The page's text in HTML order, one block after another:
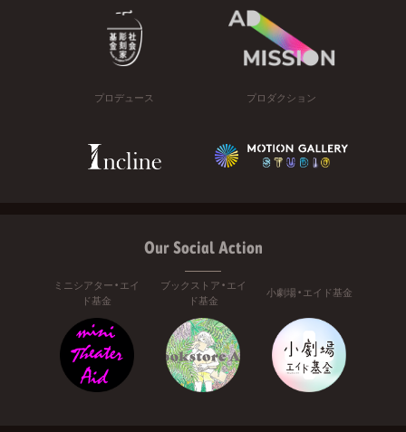
プロデュース プロダクション
Our Social Action
ミニシアター・エイ
ド基金
ブックストア・エイ
ド基金
小劇場・エイド基金